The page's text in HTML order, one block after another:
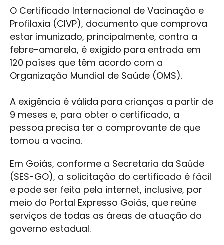
O Certificado Internacional de Vacinação e
Profilaxia (CIVP), documento que comprova
estar imunizado, principalmente, contra a
febre-amarela, é exigido para entrada em
120 países que têm acordo com a
Organização Mundial de Saúde (OMS).
A exigência é válida para crianças a partir de
9 meses e, para obter o certificado, a
pessoa precisa ter o comprovante de que
tomou a vacina.
Em Goiás, conforme a Secretaria da Saúde
(SES-GO), a solicitação do certificado é fácil
e pode ser feita pela internet, inclusive, por
meio do Portal Expresso Goiás, que reúne
serviços de todas as áreas de atuação do
governo estadual.